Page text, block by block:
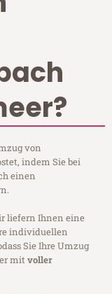
von
indem Sie bei
einen
liefern Ihnen eine
individuellen
Sie Ihre Umzug
mitvoller